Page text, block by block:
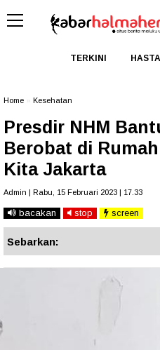
TERKINI
Home Kesehatan
Presdir NHM
Berobat di
Kita Jakarta
Admin | Rabu, 15 Februari 2023 | 17.33
bacakan stop screen
Sebarkan: